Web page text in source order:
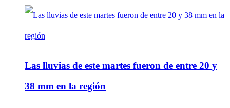
Las lluvias de este martes fueron de entre 20 y
38 mm en la región